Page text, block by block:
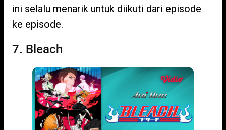
ini selalu menarik untuk diikuti dari episode
ke episode.
7. Bleach